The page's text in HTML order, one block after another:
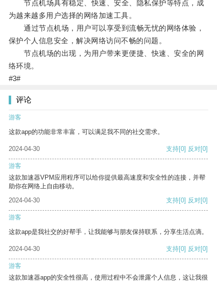
节点机场具有稳定、快速、安全、隐私保护等特点，成
为越来越多用户选择的网络加速工具。
通过节点机场，用户可以享受到流畅无忧的网络体验，
保护个人信息安全，解决网络访问不畅的问题。
节点机场的出现，为用户带来更便捷、快速、安全的网
络环境。
#3#
评论
游客
这款app的功能非常丰富，可以满足我不同的社交需求。
2024-04-30 支持[0] 反对[0]
游客
这款加速器VPM应用程序可以给你提供最高速度和安全性的连接，并帮
助你在网络上自由移动。
2024-04-30
支持[0] 反对[0]
游客
这款app是我社交的好帮手，让我能够与朋友保持联系，分享生活点滴。
2024-04-30 支持[0] 反对[0]
游客
这款加速器app的安全性很高，使用过程中不会泄露个人信息，这让我很